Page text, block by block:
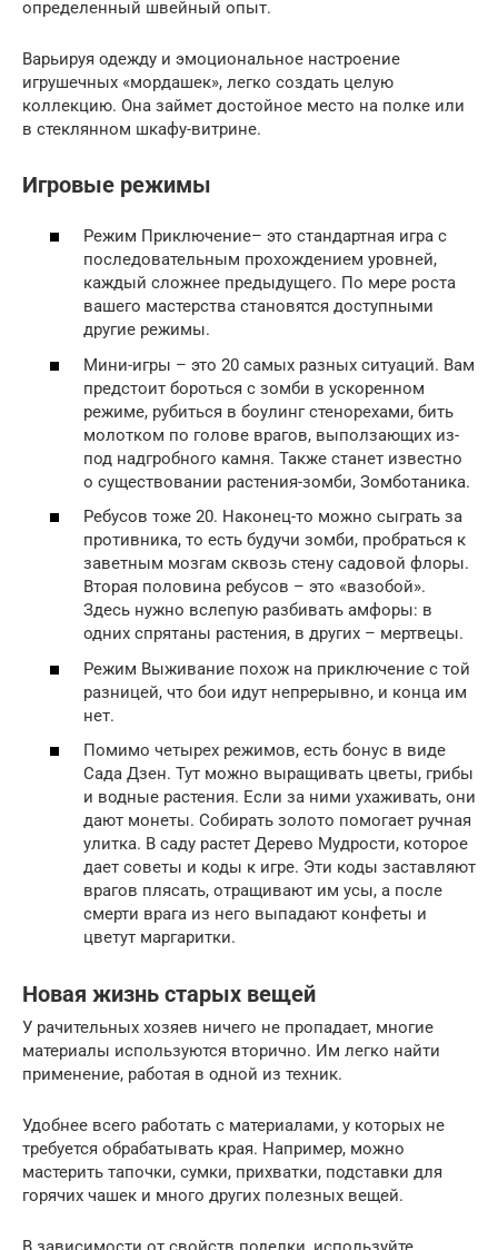
определенный швейный опыт.
Варьируя одежду и эмоциональное настроение
игрушечных «мордашек», легко создать целую
коллекцию. Она займет достойное место на полке или
в стеклянном шкафу-витрине.
Игровые режимы
Режим Приключение– это стандартная игра с
последовательным прохождением уровней,
каждый сложнее предыдущего. По мере роста
вашего мастерства становятся доступными
другие режимы.
Мини-игры – это 20 самых разных ситуаций. Вам
предстоит бороться с зомби в ускоренном
режиме, рубиться в боулинг стенорехами, бить
молотком по голове врагов, выползающих из-
под надгробного камня. Также станет известно
о существовании растения-зомби, Зомботаника.
Ребусов тоже 20. Наконец-то можно сыграть за
противника, то есть будучи зомби, пробраться к
заветным мозгам сквозь стену садовой флоры.
Вторая половина ребусов – это «вазобой».
Здесь нужно вслепую разбивать амфоры: в
одних спрятаны растения, в других – мертвецы.
Режим Выживание похож на приключение с той
разницей, что бои идут непрерывно, и конца им
нет.
Помимо четырех режимов, есть бонус в виде
Сада Дзен. Тут можно выращивать цветы, грибы
и водные растения. Если за ними ухаживать, они
дают монеты. Собирать золото помогает ручная
улитка. В саду растет Дерево Мудрости, которое
дает советы и коды к игре. Эти коды заставляют
врагов плясать, отращивают им усы, а после
смерти врага из него выпадают конфеты и
цветут маргаритки.
Новая жизнь старых вещей
У рачительных хозяев ничего не пропадает, многие
материалы используются вторично. Им легко найти
применение, работая в одной из техник.
Удобнее всего работать с материалами, у которых не
требуется обрабатывать края. Например, можно
мастерить тапочки, сумки, прихватки, подставки для
горячих чашек и много других полезных вещей.